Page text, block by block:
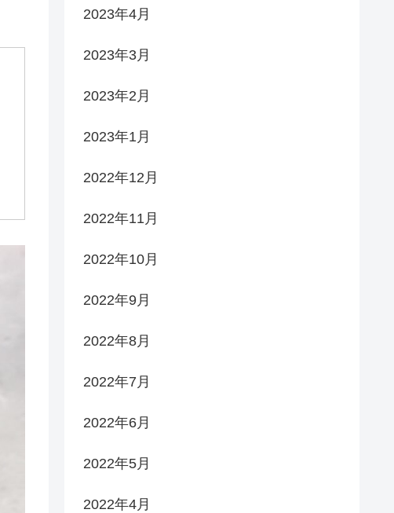
2023年4月
2023年3月
2023年2月
2023年1月
2022年12月
2022年11月
2022年10月
2022年9月
2022年8月
2022年7月
2022年6月
2022年5月
2022年4月